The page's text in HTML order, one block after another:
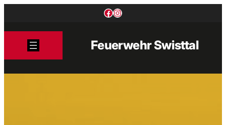
Facebook
Instagram
Feuerwehr Swisttal